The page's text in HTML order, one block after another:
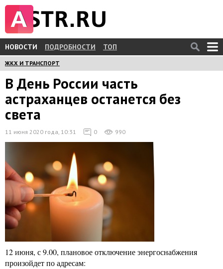
НОВОСТИ ПОДРОБНОСТИ ТОП
ЖКХ И ТРАНСПОРТ
В День России часть
астраханцев останется без
света
11 июня 2020 года, 10:31 0 990
12 июня, с 9.00, плановое отключение энергоснабжения
произойдет по адресам: